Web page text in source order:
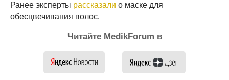
Ранее эксперты рассказали о маске для
обесцвечивания волос.
Читайте MedikForum в